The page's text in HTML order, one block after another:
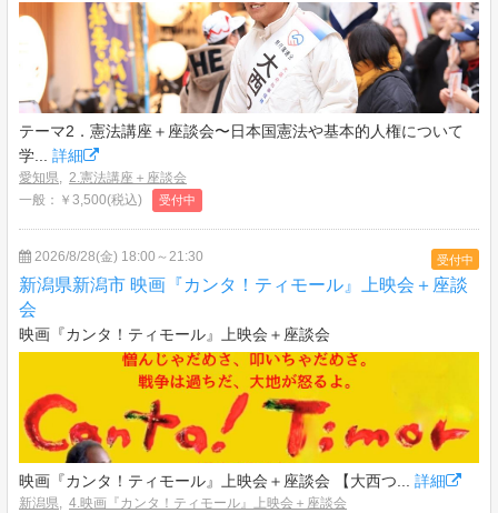
テーマ2．憲法講座＋座談会〜日本国憲法や基本的人権について
学... 詳細
愛知県, 2.憲法講座＋座談会
一般：￥3,500(税込)
受付中
受付中
2026/8/28(金) 18:00～21:30
新潟県新潟市 映画『カンタ！ティモール』上映会＋座談
会
映画『カンタ！ティモール』上映会＋座談会
映画『カンタ！ティモール』上映会＋座談会 【大西つ... 詳細
新潟県, 4.映画『カンタ！ティモール』上映会＋座談会